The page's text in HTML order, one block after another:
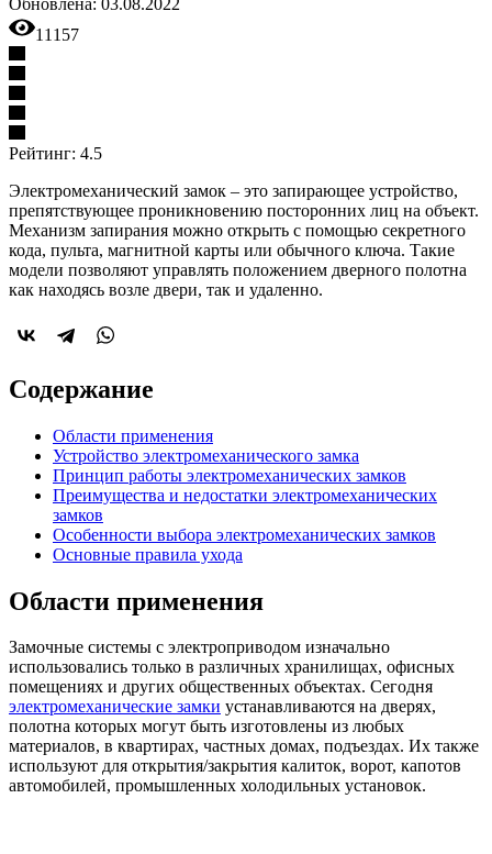
11157
Рейтинг: 4.5
Электромеханический замок – это запирающее устройство,
препятствующее проникновению посторонних лиц на объект.
Механизм запирания можно открыть с помощью секретного
кода, пульта, магнитной карты или обычного ключа. Такие
модели позволяют управлять положением дверного полотна
как находясь возле двери, так и удаленно.
Содержание
Области применения
Устройство электромеханического замка
Принцип работы электромеханических замков
Преимущества и недостатки электромеханических
замков
Особенности выбора электромеханических замков
Основные правила ухода
Области применения
Замочные системы с электроприводом изначально
использовались только в различных хранилищах, офисных
помещениях и других общественных объектах. Сегодня
электромеханические замки устанавливаются на дверях,
полотна которых могут быть изготовлены из любых
материалов, в квартирах, частных домах, подъездах. Их также
используют для открытия/закрытия калиток, ворот, капотов
автомобилей, промышленных холодильных установок.